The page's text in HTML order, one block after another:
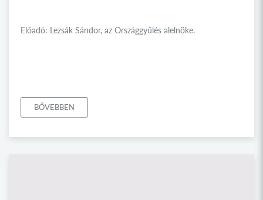
Előadó: Lezsák Sándor, az Országgyűlés alelnöke.
BŐVEBBEN